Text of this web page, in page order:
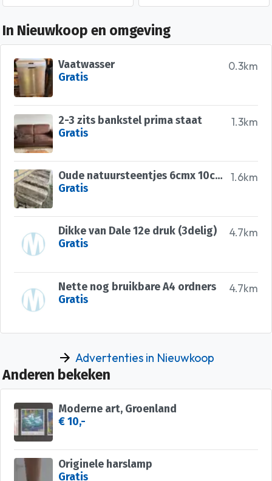
In Nieuwkoop en omgeving
0.3km
Vaatwasser
Gratis
1.3km
2-3 zits bankstel prima staat
Gratis
1.6km
Oude natuursteentjes 6cmx 10cm x 29cm
Gratis
4.7km
Dikke van Dale 12e druk (3delig)
Gratis
4.7km
Nette nog bruikbare A4 ordners
Gratis
Advertenties in Nieuwkoop
Anderen bekeken
Moderne art, Groenland
€ 10,-
Originele harslamp
Gratis